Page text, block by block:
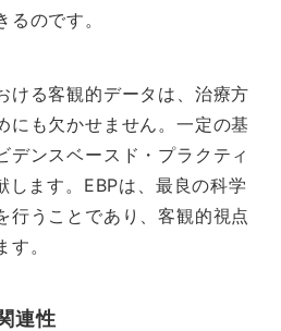
のです。
ける客観的データは、治療方
にも欠かせません。一定の基
デンスベースド・プラクティ
します。EBPは、最良の科学
行うことであり、客観的視点
。
連性